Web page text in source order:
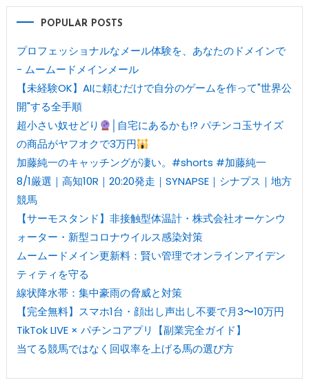
POPULAR POSTS
プロフェッショナルなメール体験を、あなたのドメインで
- ムームードメインメール
【未経験OK】AIに頼むだけで自分のゲームを作って"世界公
開"する全手順
超小さい奴せどり
│自宅にあるかも!? パチンコ玉サイズ
の商品がヤフオクで3万円
加藤純一のキャッチングが凄い。#shorts #加藤純一
8/1厳選｜高知10R｜20:20発走｜SYNAPSE｜シナプス｜地方
競馬
【サーモスタンド】非接触型体温計・株式会社オーケンウ
ォーター・新型コロナウイルス感染対策
ムームードメイン更新料：賢い管理でオンラインアイデン
ティティを守る
線状降水帯：集中豪雨の脅威と対策
【完全無料】スマホ1台・顔出し声出し不要で月3〜10万円
TikTok LIVE × パチンコアプリ【副業完全ガイド】
当てる競馬ではなく回収率を上げる馬の選び方